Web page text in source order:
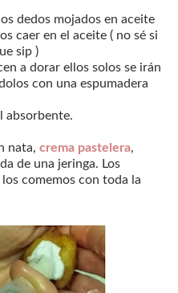
dedos mojados en aceite
caer en el aceite ( no sé si
sip )
a dorar ellos solos se irán
con una espumadera
absorbente.
nata, crema pastelera,
de una jeringa. Los
los comemos con toda la